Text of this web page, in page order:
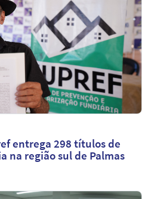
entrega 298 títulos de
na região sul de Palmas